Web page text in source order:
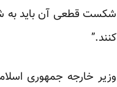
شکست قطعی آن باید به
کنند.”
وزیر خارجه جمهوری